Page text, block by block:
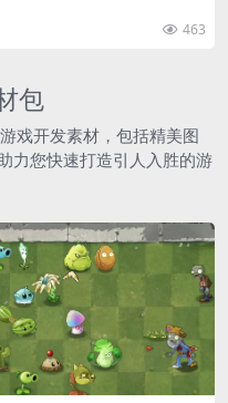
463
包
戏开发素材，包括精美图
力您快速打造引人入胜的游